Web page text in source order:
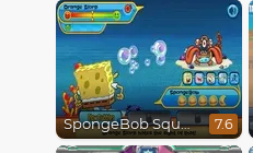
SpongeBob SquarePants : Monster Island Adventures 7.6